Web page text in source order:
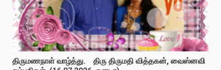
திருமணநாள் வாழ்த்து. திரு திருமதி வித்தகன், வைஸ்னவி